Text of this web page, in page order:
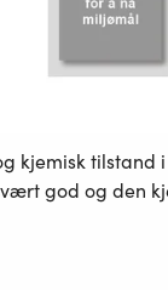
kjemisk tilstand
god og den